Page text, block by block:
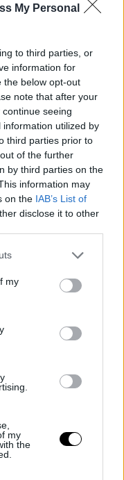
My Personal
to third parties, or
information for
the below opt-out
note that after your
seeing
utilized by
third parties prior to
of the further
by third parties on the
information may
on the IAB’s List of
disclose it to other
one or more Google
You may click to
third-party tags to
in below Google
my
my
the
πλήρως αυτόνομου
Model 3 έπεσε
των
ηλεκτρικό το
είναι το
25.000 ευρώ
φανάρια
Πρωθυπουργός